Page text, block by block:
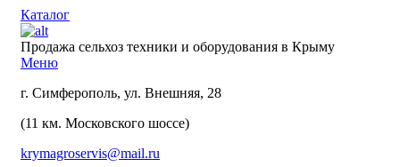
Каталог
Продажа сельхоз техники и оборудования в Крыму
Меню
г. Симферополь, ул. Внешняя, 28
(11 км. Московского шоссе)
krymagroservis@mail.ru